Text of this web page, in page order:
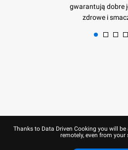
gwarantują dobre
zdrowe i
Thanks to Data Driven Cooking you will
remotely, even from your